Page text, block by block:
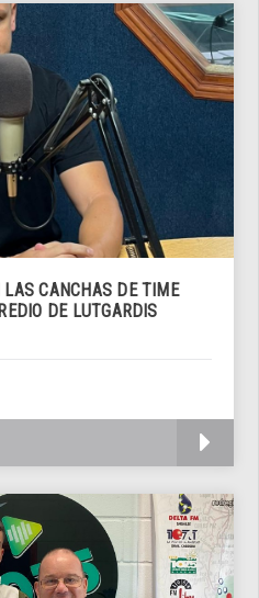
CANCHAS DE TIME
DE LUTGARDIS